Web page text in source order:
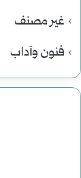
غير مصنف
فنون وآداب